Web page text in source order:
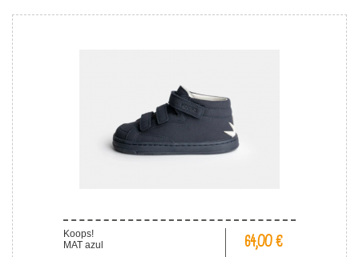
Koops!
MAT azul
64,00 €